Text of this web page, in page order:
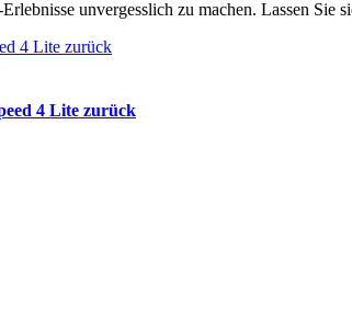
unvergesslich zu machen. Lassen Sie
4 Lite zurück